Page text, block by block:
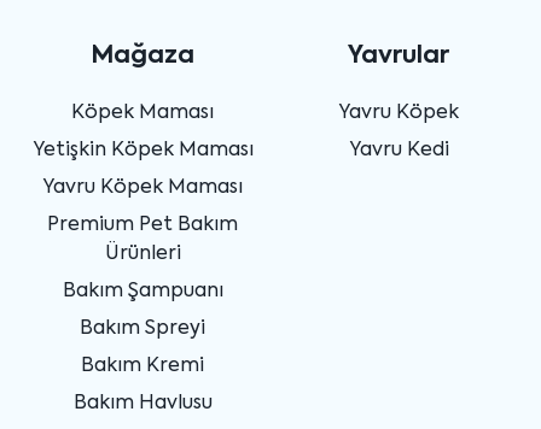
Mağaza
Köpek Maması
Yetişkin Köpek Maması
Yavru Köpek Maması
Premium Pet Bakım
Ürünleri
Bakım Şampuanı
Bakım Spreyi
Bakım Kremi
Bakım Havlusu
Yavrular
Yavru Köpek
Yavru Kedi